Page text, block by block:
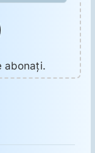
abonați.